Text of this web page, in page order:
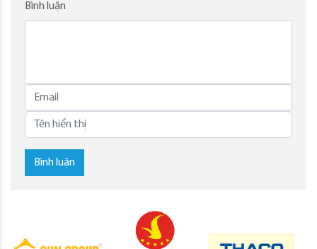
Bình luận
Bình luận